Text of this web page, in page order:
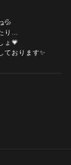
💦
り…
ょ💗
ております✨